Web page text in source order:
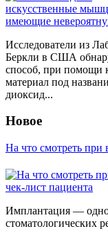
Исследователи из
Беркли в США
способ, при помощи
материал под
диоксид...
Новое
На что смотреть
Имплантация — одно
стоматологических